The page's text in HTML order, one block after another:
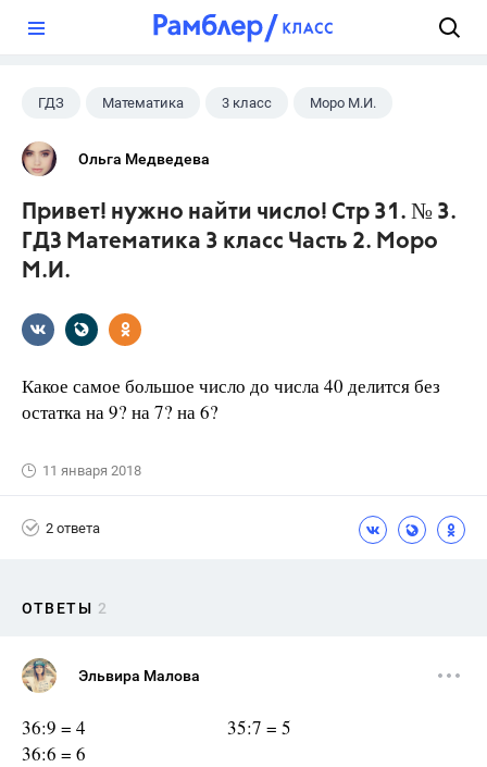
ГДЗ Математика 3 класс Моро М.И.
Ольга Медведева
Привет! нужно найти число! Стр 31. № 3.
ГДЗ Математика 3 класс Часть 2. Моро
М.И.
Какое самое большое число до числа 40 делится без
остатка на 9? на 7? на 6?
11 января 2018
2 ответа
ОТВЕТЫ 2
Эльвира Малова
36:9 = 4 35:7 = 5
36:6 = 6